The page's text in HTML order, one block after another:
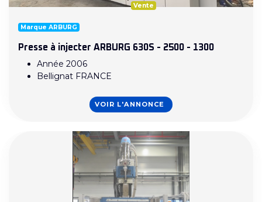
Vente
Marque ARBURG
Presse à injecter ARBURG 630S - 2500 - 1300
Année 2006
Bellignat FRANCE
VOIR L'ANNONCE